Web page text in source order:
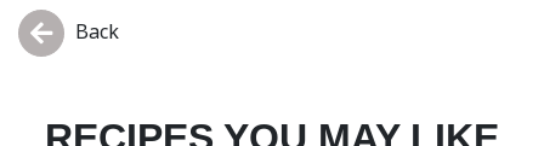
Back
RECIPES YOU MAY LIKE